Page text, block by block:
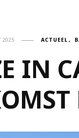
2025 ACTUEEL
IN